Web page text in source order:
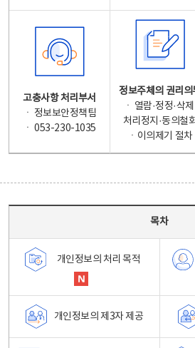
고충사항 처리부서
ㆍ 정보보안정책팀
ㆍ 053-230-1035
정보주체의 권리의
ㆍ 열람·정정·삭제
처리정지·동의철회
ㆍ이의제기 절차
목차
개인정보의 처리 목적
개인정보의 제3자 제공